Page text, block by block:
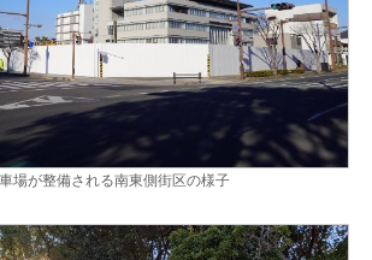
場が整備される南東側街区の様子